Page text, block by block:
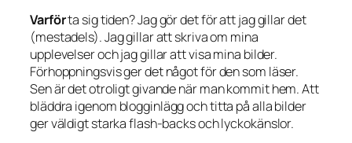
Varförta sig tiden? Jag gör det för att jag gillar det
(mestadels). Jag gillar att skriva om mina
upplevelser och jag gillar att visa mina bilder.
Förhoppningsvis ger det något för den som läser.
Sen är det otroligt givande när man kommit hem. Att
bläddra igenom blogginlägg och titta på alla bilder
ger väldigt starka flash-backs och lyckokänslor.